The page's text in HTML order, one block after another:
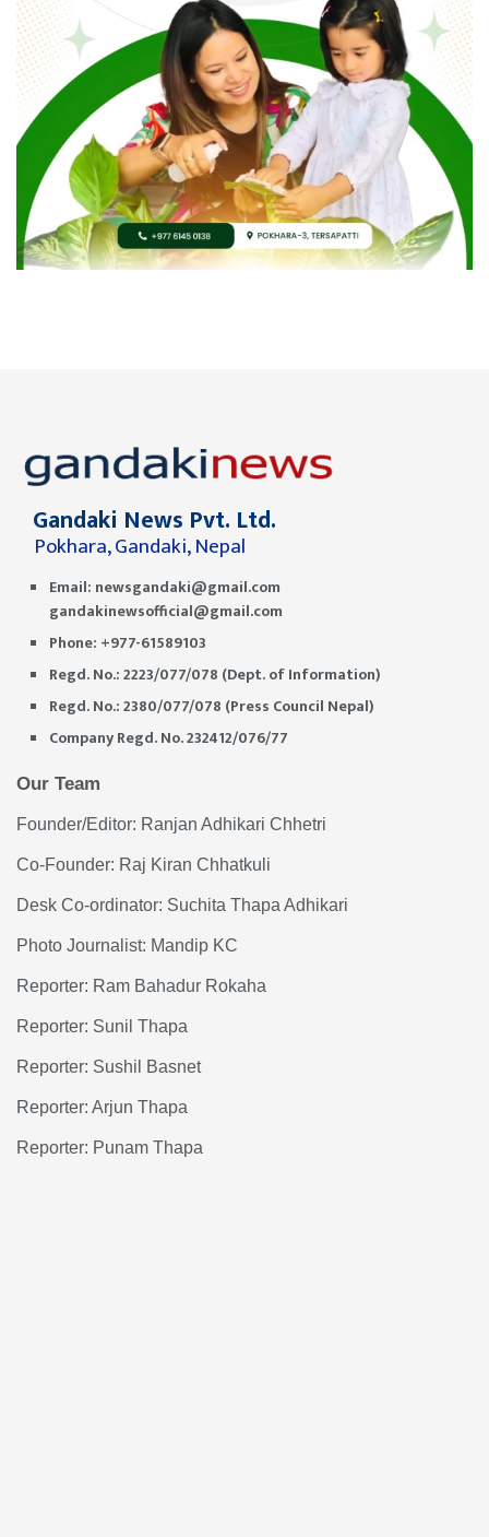
Gandaki News Pvt. Ltd.
Pokhara, Gandaki, Nepal
Email: newsgandaki@gmail.com
gandakinewsofficial@gmail.com
Phone: +977-61589103
Regd. No.: 2223/077/078 (Dept. of Information)
Regd. No.: 2380/077/078 (Press Council Nepal)
Company Regd. No. 232412/076/77
Our Team
Founder/Editor: Ranjan Adhikari Chhetri
Co-Founder: Raj Kiran Chhatkuli
Desk Co-ordinator: Suchita Thapa Adhikari
Photo Journalist: Mandip KC
Reporter: Ram Bahadur Rokaha
Reporter: Sunil Thapa
Reporter: Sushil Basnet
Reporter: Arjun Thapa
Reporter: Punam Thapa